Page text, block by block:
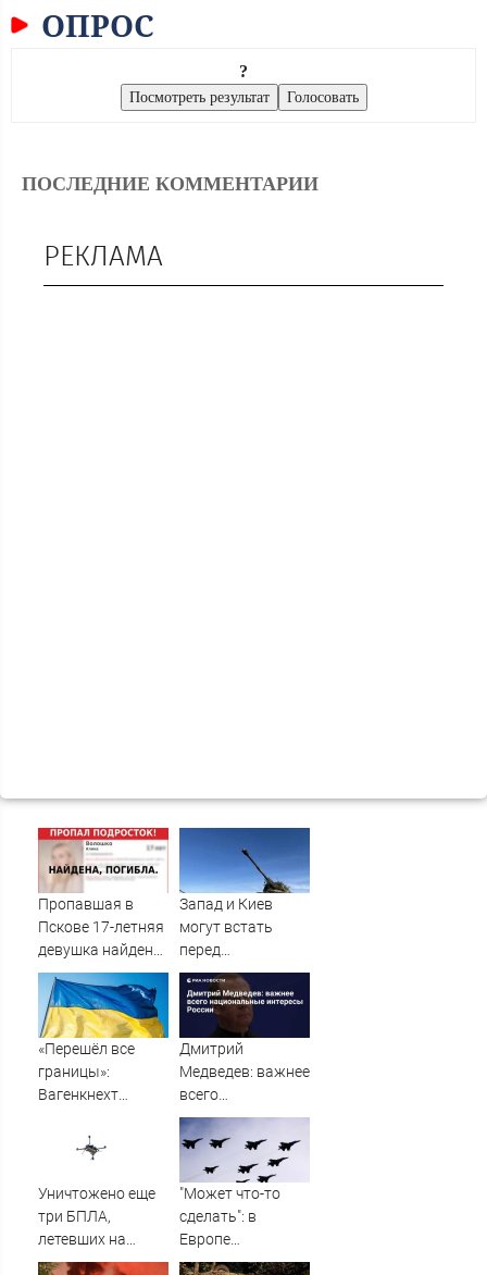
ОПРОС
?
ПОСЛЕДНИЕ КОММЕНТАРИИ
РЕКЛАМА
Пропавшая в
Пскове 17-летняя
девушка найдена
мертвой
Запад и Киев
могут встать
перед
необходимостью
выполнить
условия Путина
«Перешёл все
границы»:
Вагенкнехт
послу Украины
Дмитрий
Медведев: важнее
всего
национальные
интересы России
Уничтожено еще
три БПЛА,
летевших на
Москву
"Может что-то
сделать": в
Европе
высказались о